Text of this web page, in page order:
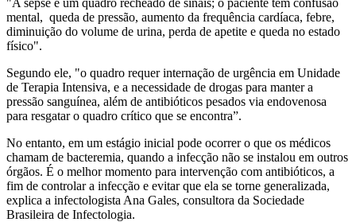
mental, queda de pressão, aumento da frequência cardíaca, febre,
diminuição do volume de urina, perda de apetite e queda no estado
físico".
Segundo ele, "o quadro requer internação de urgência em Unidade
de Terapia Intensiva, e a necessidade de drogas para manter a
pressão sanguínea, além de antibióticos pesados via endovenosa
para resgatar o quadro crítico que se encontra”.
No entanto, em um estágio inicial pode ocorrer o que os médicos
chamam de bacteremia, quando a infecção não se instalou em outros
órgãos. É o melhor momento para intervenção com antibióticos, a
fim de controlar a infecção e evitar que ela se torne generalizada,
explica a infectologista Ana Gales, consultora da Sociedade
Brasileira de Infectologia.